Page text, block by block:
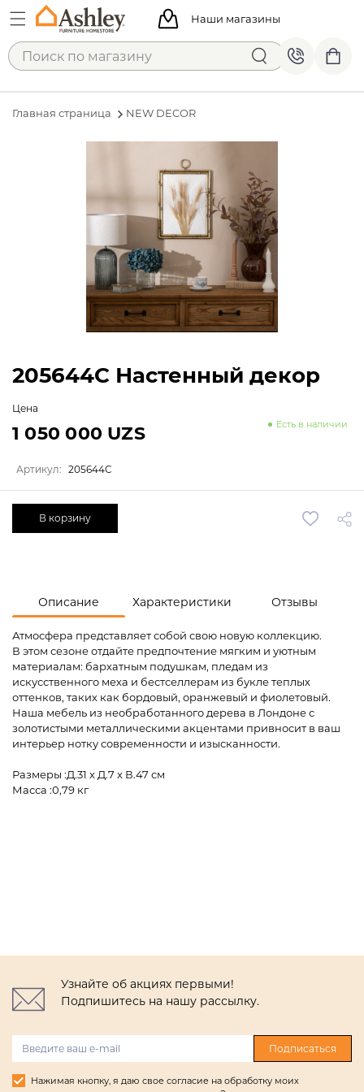
Наши магазины
Главная страница NEW DECOR
Описание Характеристики Отзывы
Атмосфера представляет собой свою новую коллекцию.
В этом сезоне отдайте предпочтение мягким и уютным
материалам: бархатным подушкам, пледам из
искусственного меха и бестселлерам из букле теплых
оттенков, таких как бордовый, оранжевый и фиолетовый.
Наша мебель из необработанного дерева в Лондоне с
золотистыми металлическими акцентами привносит в ваш
интерьер нотку современности и изысканности.
Размеры :Д.31 x Д.7 x В.47 см
Масса :0,79 кг
205644C Настенный декор
Цена
Есть в наличии
1 050 000 UZS
Артикул: 205644C
В корзину
Узнайте об акциях первыми!
Подпишитесь на нашу рассылку.
Подписаться
Нажимая кнопку, я даю свое согласие на обработку моих